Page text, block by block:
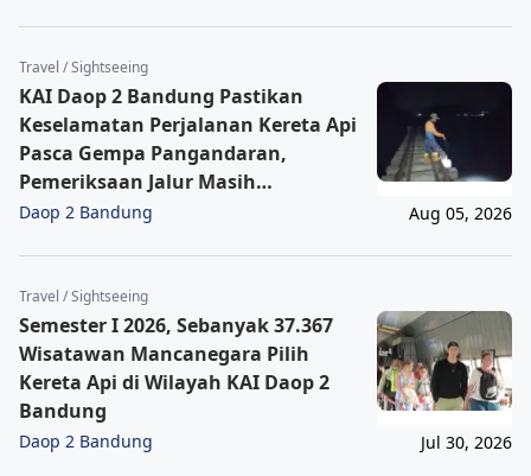
Travel / Sightseeing
KAI Daop 2 Bandung Pastikan
Keselamatan Perjalanan Kereta Api
Pasca Gempa Pangandaran,
Pemeriksaan Jalur Masih
Berlangsung
Daop 2 Bandung Aug 05, 2026
Travel / Sightseeing
Semester I 2026, Sebanyak 37.367
Wisatawan Mancanegara Pilih
Kereta Api di Wilayah KAI Daop 2
Bandung
Daop 2 Bandung Jul 30, 2026